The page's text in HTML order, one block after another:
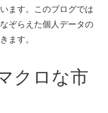
ます。このブログでは
ぞらえた個人データの
ます。
クロな市